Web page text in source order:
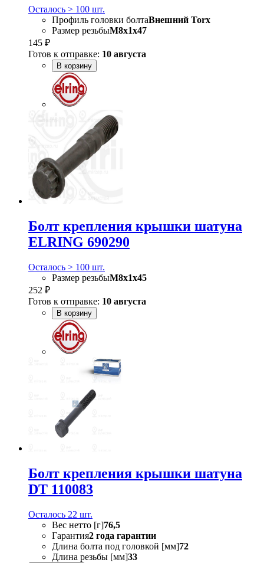
Осталось > 100 шт.
Профиль головки болтаВнешний Torx
Размер резьбыM8x1x47
145 ₽
Готов к отправке: 10 августа
В корзину
Болт крепления крышки шатуна
ELRING 690290
Осталось > 100 шт.
Размер резьбыM8x1x45
252 ₽
Готов к отправке: 10 августа
В корзину
Болт крепления крышки шатуна
DT 110083
Осталось 22 шт.
Вес нетто [г]76,5
Гарантия2 года гарантии
Длина болта под головкой [мм]72
Длина резьбы [мм]33